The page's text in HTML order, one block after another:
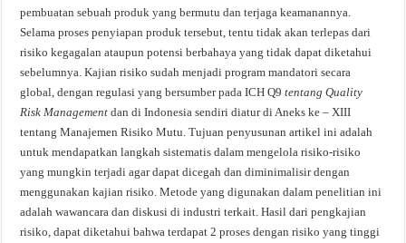
pembuatan sebuah produk yang bermutu dan terjaga keamanannya.
Selama proses penyiapan produk tersebut, tentu tidak akan terlepas dari
risiko kegagalan ataupun potensi berbahaya yang tidak dapat diketahui
sebelumnya. Kajian risiko sudah menjadi program mandatori secara
global, dengan regulasi yang bersumber pada ICH Q9tentang Quality
Risk Management dan di Indonesia sendiri diatur di Aneks ke – XIII
tentang Manajemen Risiko Mutu. Tujuan penyusunan artikel ini adalah
untuk mendapatkan langkah sistematis dalam mengelola risiko-risiko
yang mungkin terjadi agar dapat dicegah dan diminimalisir dengan
menggunakan kajian risiko. Metode yang digunakan dalam penelitian ini
adalah wawancara dan diskusi di industri terkait. Hasil dari pengkajian
risiko, dapat diketahui bahwa terdapat 2 proses dengan risiko yang tinggi